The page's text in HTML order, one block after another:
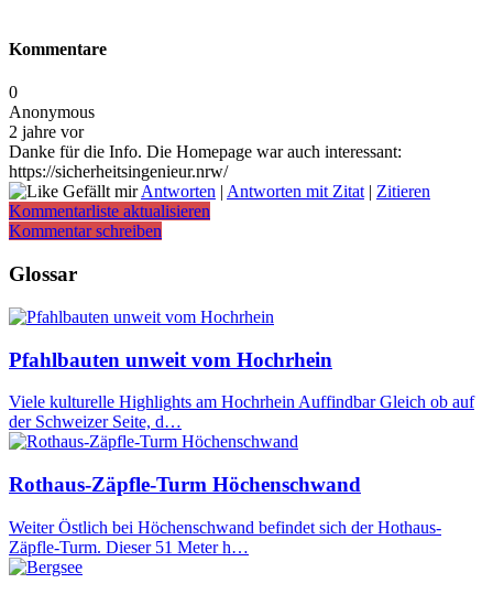
Kommentare
0
Anonymous
2 jahre vor
Danke für die Info. Die Homepage war auch interessant:
https://sicherheitsingenieur.nrw/
Gefällt mirAntworten | Antworten mit Zitat| Zitieren
Kommentarliste aktualisieren
Kommentar schreiben
Glossar
Pfahlbauten unweit vom Hochrhein
Viele kulturelle Highlights am Hochrhein Auffindbar Gleich ob auf
der Schweizer Seite, d…
Rothaus-Zäpfle-Turm Höchenschwand
Weiter Östlich bei Höchenschwand befindet sich der Hothaus-
Zäpfle-Turm. Dieser 51 Meter h…